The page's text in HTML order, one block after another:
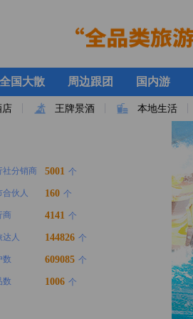
全国大散 周边跟团 国内游
王牌景酒 本地生活
社分销商 5001 个
合伙人 160 个
商 4141 个
达人 144826 个
数 609085 个
数 1006 个